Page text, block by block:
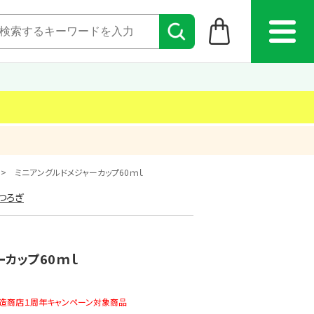
ミニアングルドメジャーカップ60ｍｌ
ろぎ
カップ60ｍｌ
店１周年キャンペーン対象商品